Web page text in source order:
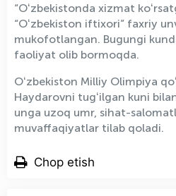
“Oʻzbekistonda xizmat
“Oʻzbekiston iftixori” faxriy
mukofotlangan. Bugungi
faoliyat olib bormoqda.
Oʻzbekiston Milliy Olimpiya
Haydarovni tugʻilgan kuni
unga uzoq umr, sihat-
muvaffaqiyatlar tilab qoladi.
Chop etish